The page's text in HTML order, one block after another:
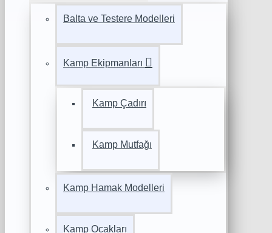
Balta ve Testere Modelleri
Kamp Ekipmanları
Kamp Çadırı
Kamp Mutfağı
Kamp Hamak Modelleri
Kamp Ocakları